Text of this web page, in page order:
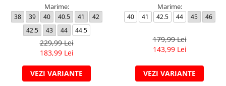
Marime:
38 39 40 40.5 41
42
42.5
43 44 44.5
229,99 Lei
183,99 Lei
VEZI VARIANTE
Marime:
40 41 42.5 44 45 46
179,99 Lei
143,99 Lei
VEZI VARIANTE